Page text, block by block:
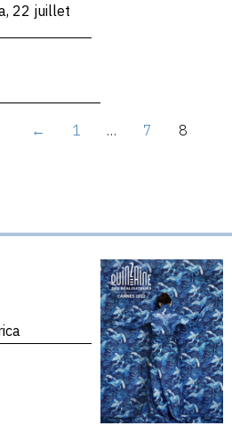
22 juillet
← 1 … 7 8